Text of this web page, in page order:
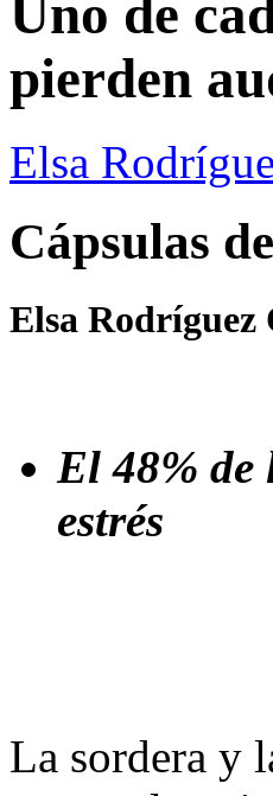
Uno de
pierden
Elsa
Cápsulas
Elsa Rodríguez
El 48% de
estrés
La sordera y